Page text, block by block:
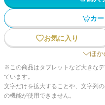
カ
お気に入り
ほか
※この商品はタブレットなど大きな
ています。
文字だけを拡大することや、文字列
の機能が使用できません。